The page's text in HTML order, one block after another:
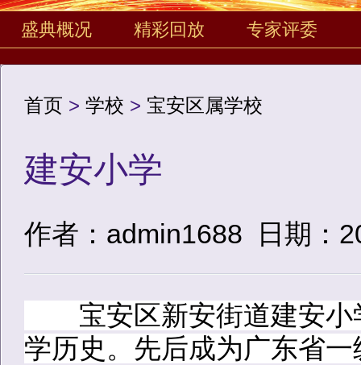
盛典概况 精彩回放 专家评委
首页 > 学校 > 宝安区属学校
建安小学
作者：admin1688 日期：
宝安区新安街道建安小
学历史。先后成为广东省